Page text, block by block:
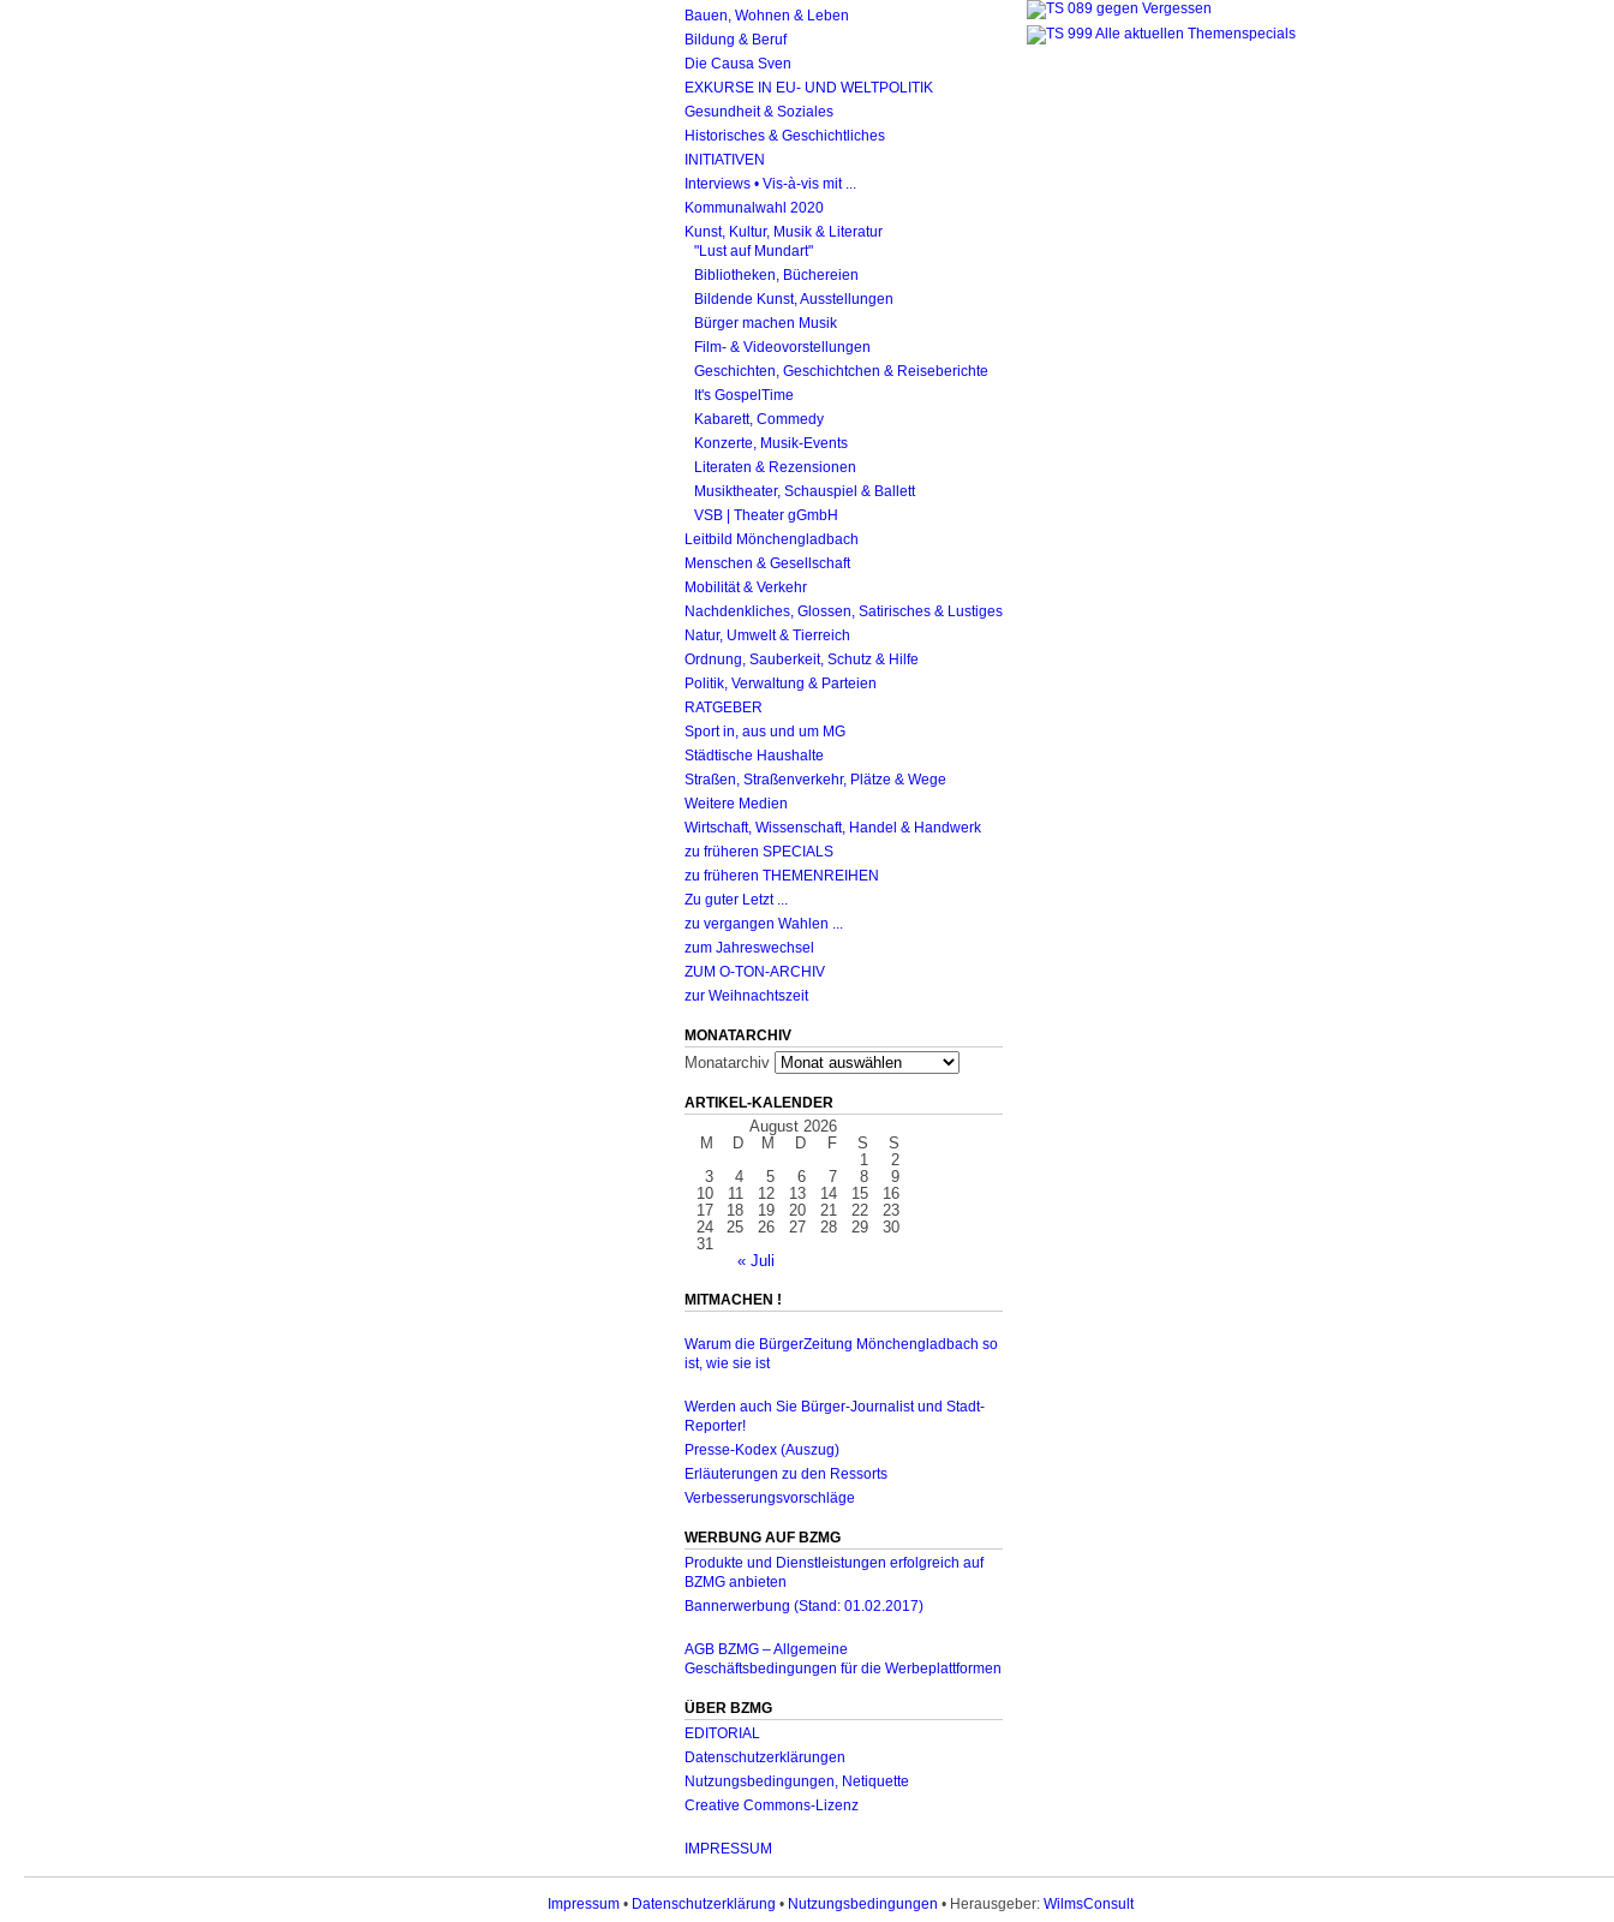
Bauen, Wohnen & Leben
Bildung & Beruf
Die Causa Sven
EXKURSE IN EU- UND WELTPOLITIK
Gesundheit & Soziales
Historisches & Geschichtliches
INITIATIVEN
Interviews • Vis-à-vis mit ...
Kommunalwahl 2020
Kunst, Kultur, Musik & Literatur
"Lust auf Mundart"
Bibliotheken, Büchereien
Bildende Kunst, Ausstellungen
Bürger machen Musik
Film- & Videovorstellungen
Geschichten, Geschichtchen & Reiseberichte
It's GospelTime
Kabarett, Commedy
Konzerte, Musik-Events
Literaten & Rezensionen
Musiktheater, Schauspiel & Ballett
VSB | Theater gGmbH
Leitbild Mönchengladbach
Menschen & Gesellschaft
Mobilität & Verkehr
Nachdenkliches, Glossen, Satirisches & Lustiges
Natur, Umwelt & Tierreich
Ordnung, Sauberkeit, Schutz & Hilfe
Politik, Verwaltung & Parteien
RATGEBER
Sport in, aus und um MG
Städtische Haushalte
Straßen, Straßenverkehr, Plätze & Wege
Weitere Medien
Wirtschaft, Wissenschaft, Handel & Handwerk
zu früheren SPECIALS
zu früheren THEMENREIHEN
Zu guter Letzt ...
zu vergangen Wahlen ...
zum Jahreswechsel
ZUM O-TON-ARCHIV
zur Weihnachtszeit
MONATARCHIV
Monatarchiv
ARTIKEL-KALENDER
August 2026
M
D M D F S S
« Juli
1
2
3
4 5 6 7 8
9
10
11 12 13 14 15
16
17
18 19 20 21 22
23
24
25 26 27 28 29
30
31
MITMACHEN !
Warum die BürgerZeitung Mönchengladbach so
ist, wie sie ist
Werden auch Sie Bürger-Journalist und Stadt-
Reporter!
Presse-Kodex (Auszug)
Erläuterungen zu den Ressorts
Verbesserungsvorschläge
WERBUNG AUF BZMG
Produkte und Dienstleistungen erfolgreich auf
BZMG anbieten
Bannerwerbung (Stand: 01.02.2017)
AGB BZMG – Allgemeine
Geschäftsbedingungen für die Werbeplattformen
ÜBER BZMG
EDITORIAL
Datenschutzerklärungen
Nutzungsbedingungen, Netiquette
Creative Commons-Lizenz
IMPRESSUM
Impressum • Datenschutzerklärung • Nutzungsbedingungen • Herausgeber: WilmsConsult